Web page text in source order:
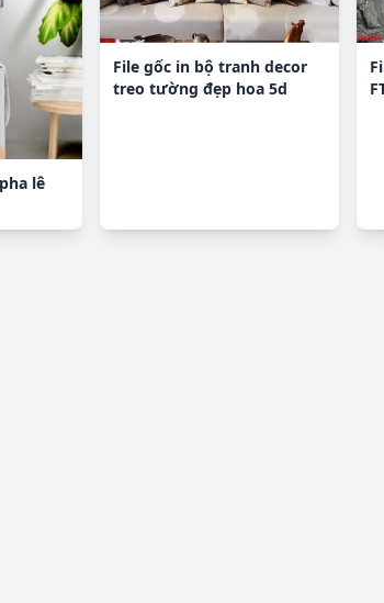
lê
File gốc in bộ tranh decor
treo tường đẹp hoa 5d